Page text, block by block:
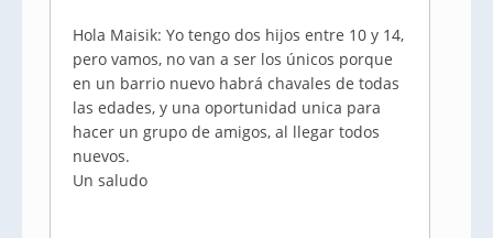
Hola Maisik: Yo tengo dos hijos entre 10 y 14,
pero vamos, no van a ser los únicos porque
en un barrio nuevo habrá chavales de todas
las edades, y una oportunidad unica para
hacer un grupo de amigos, al llegar todos
nuevos.
Un saludo